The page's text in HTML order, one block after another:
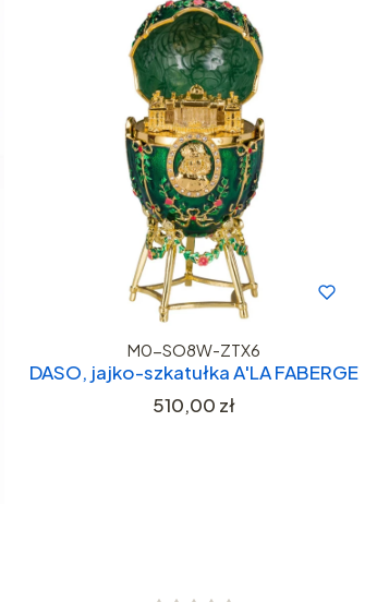
M0-SO8W-ZTX6
DASO, jajko-szkatułka A'LA FABERGE
Cena
510,00 zł